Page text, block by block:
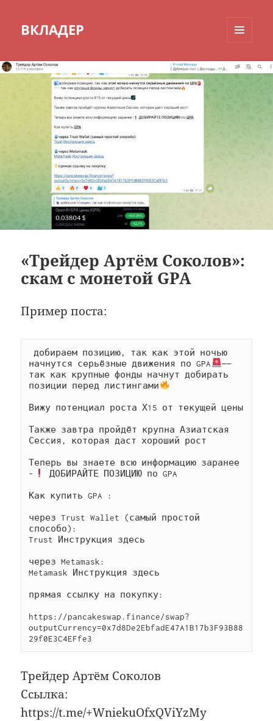
ВКЛАДЕР
ВИДЖЕТЫ
«Трейдер Артём Соколов»:
скам с монетой GPA
Пример поста:
начнутся серьёзные движения по GPA
——
так как крупные фонды начнут добирать
позиции перед листингами
Вижу потенциал роста Х15 от текущей цены
Также завтра пройдёт крупна Азиатская
Сессия, которая даст хороший рост
Теперь вы знаете всю информацию заранее
-
ДОБИРАЙТЕ ПОЗИЦИЮ по GPA
Как купить GPA :
через Trust Wallet (самый простой
способо):
Trust Инструкция здесь
через Metamask:
Metamask Инструкция здесь
прямая ссылку на покупку:
https://pancakeswap.finance/swap?
outputCurrency=0x7d8De2EbfadE47A1B17b3F93B88
29f0E3C4EFfe3
Трейдер Артём Соколов
Ссылка:
https://t.me/+WniekuOfxQViYzMy